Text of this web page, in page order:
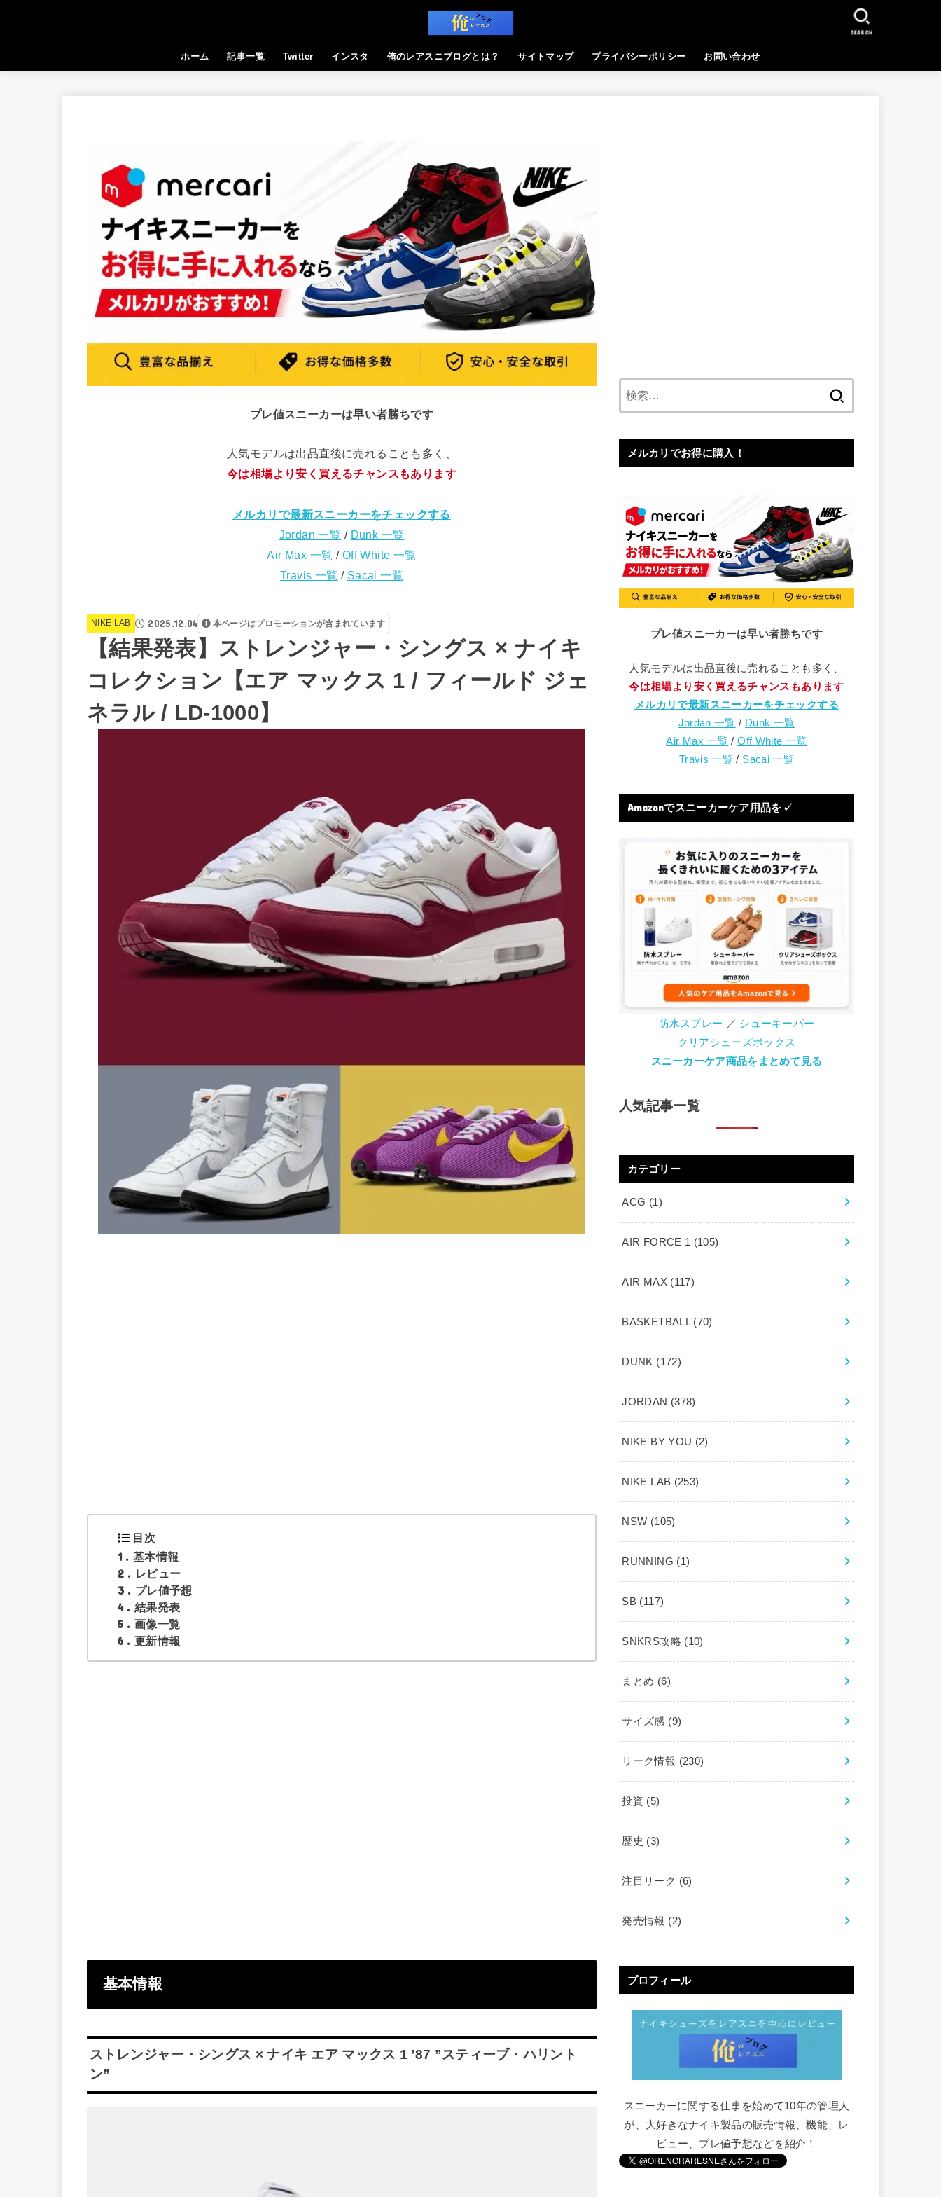
ホーム 記事一覧 Twitter インスタ 俺のレアスニブログとは？ サイトマップ プライバシーポリシー お問い合わせ
SEARCH
プレ値スニーカーは早い者勝ちです
人気モデルは出品直後に売れることも多く、
今は相場より安く買えるチャンスもあります
メルカリで最新スニーカーをチェックする
Jordan 一覧 / Dunk 一覧
Air Max 一覧 / Off White 一覧
Travis 一覧 / Sacai 一覧
NIKE LAB 2025.12.04 本ページはプロモーションが含まれています
【結果発表】ストレンジャー・シングス × ナイキ
コレクション【エア マックス 1 / フィールド ジェ
ネラル / LD-1000】
目次
1
基本情報
2 レビュー
3 プレ値予想
4 結果発表
5 画像一覧
6 更新情報
基本情報
スト レンジャー・シングス × ナイキ エア マックス 1 ’87 ”スティーブ・ハリント
ン”
メルカリでお得に購入！
プレ値スニーカーは早い者勝ちです
人気モデルは出品直後に売れることも多く、
今は相場より安く買えるチャンスもあります
メルカリで最新スニーカーをチェックする
Jordan 一覧 / Dunk 一覧
Air Max 一覧 /Off White 一覧
Travis 一覧 / Sacai 一覧
Amazonでスニーカーケア用品を✓
防水スプレー ／ シューキーパー
クリアシューズボックス
スニーカーケア商品をまとめて見る
人気記事一覧
カテゴリー
ACG (1)
AIR FORCE 1 (105)
AIR MAX (117)
BASKETBALL (70)
DUNK (172)
JORDAN (378)
NIKE BY YOU (2)
NIKE LAB (253)
NSW (105)
RUNNING (1)
SB (117)
SNKRS攻略 (10)
まとめ (6)
サイズ感 (9)
リーク情報 (230)
投資 (5)
歴史 (3)
注目リーク (6)
発売情報 (2)
プロフィール
スニーカーに関する仕事を始めて10年の管理人
が、大好きなナイキ製品の販売情報、機能、レ
ビュー、プレ値予想などを紹介！